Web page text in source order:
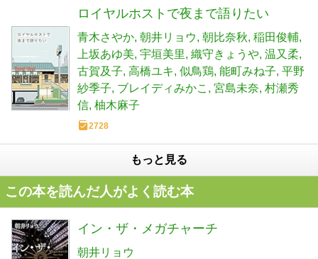
ロイヤルホストで夜まで語りたい
青木さやか 朝井リョウ 朝比奈秋 稲田俊輔
上坂あゆ美 宇垣美里 織守きょうや 温又柔
古賀及子 高橋ユキ 似鳥鶏 能町みね子 平野
紗季子 ブレイディみかこ 宮島未奈 村瀬秀
信 柚木麻子
2728
もっと見る
この本を読んだ人がよく読む本
イン・ザ・メガチャーチ
朝井リョウ